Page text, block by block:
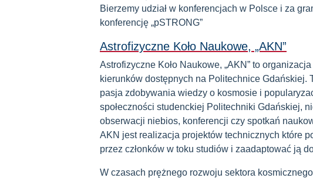
Bierzemy udział w konferencjach w Polsce i za
konferencję „pSTRONG”
Astrofizyczne Koło Naukowe, „AKN”
Astrofizyczne Koło Naukowe, „AKN” to
kierunków dostępnych na Politechnice Gdańskiej.
pasja zdobywania wiedzy o kosmosie i
społeczności studenckiej Politechniki Gdańskiej,
obserwacji niebios, konferencji czy spotkań
AKN jest realizacja projektów technicznych które
przez członków w toku studiów i zaadaptować ją
W czasach prężnego rozwoju sektora